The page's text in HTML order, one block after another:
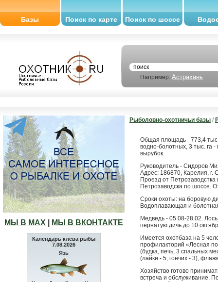
Базы Поиск по карте Поиск по шоссе
Например: Астрахань
МЫ В МАХ МЫ В ВКОНТАКТЕ
Календарь клева рыбы
7.08.2026
Язь
Рыболовно-охотничьи базы /
Общая площадь - 773,4
водно-болотных, 3 тыс. га -
вырубок.
Руководитель - Сидоров
Адрес: 186870, Карелия, г.
Проезд от
Петрозаводска по шоссе.
Сроки охоты: на боровую
Водоплавающая и
Медведь - 05.08-28.02.
пернатую дичь до 10
Имеется охотбаза на 5
профилакторий «Лесная
(будка, печь, 3 спальных
(лайки - 5, гончих - 3),
Хозяйство готово
встреча и обслуживание.